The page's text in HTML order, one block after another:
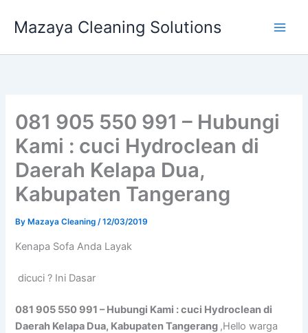
Mazaya Cleaning Solutions
081 905 550 991 – Hubungi
Kami : cuci Hydroclean di
Daerah Kelapa Dua,
Kabupaten Tangerang
By Mazaya Cleaning/12/03/2019
Kenapa Sofa Andа Layak
dicuci ? Ini Dasar
081 905 550 991 – Hubungi Kami : cuci Hydroclean di
Daerah Kelapa Dua, Kabupaten Tangerang ,Hello warga